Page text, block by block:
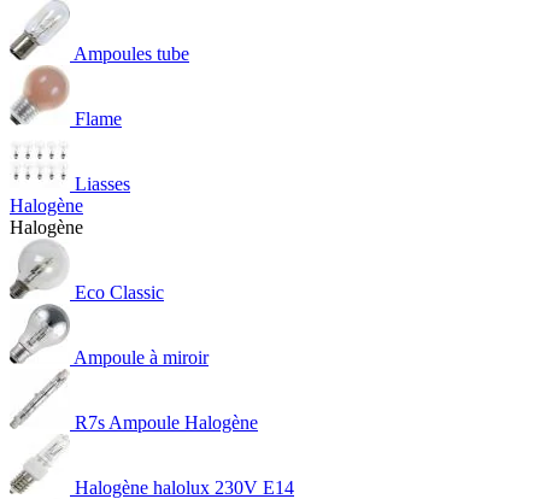
Ampoules tube
Flame
Liasses
Halogène
Halogène
Eco Classic
Ampoule à miroir
R7s Ampoule Halogène
Halogène halolux 230V E14